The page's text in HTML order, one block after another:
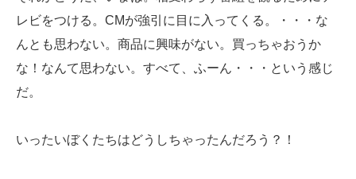
レビをつける。CMが強引に目に入ってくる。・・・な
んとも思わない。商品に興味がない。買っちゃおうか
な！なんて思わない。すべて、ふーん・・・という感じ
だ。
いったいぼくたちはどうしちゃったんだろう？！